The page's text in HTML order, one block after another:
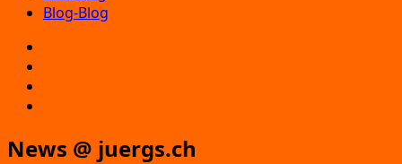
Blog-Blog
News @ juergs.ch